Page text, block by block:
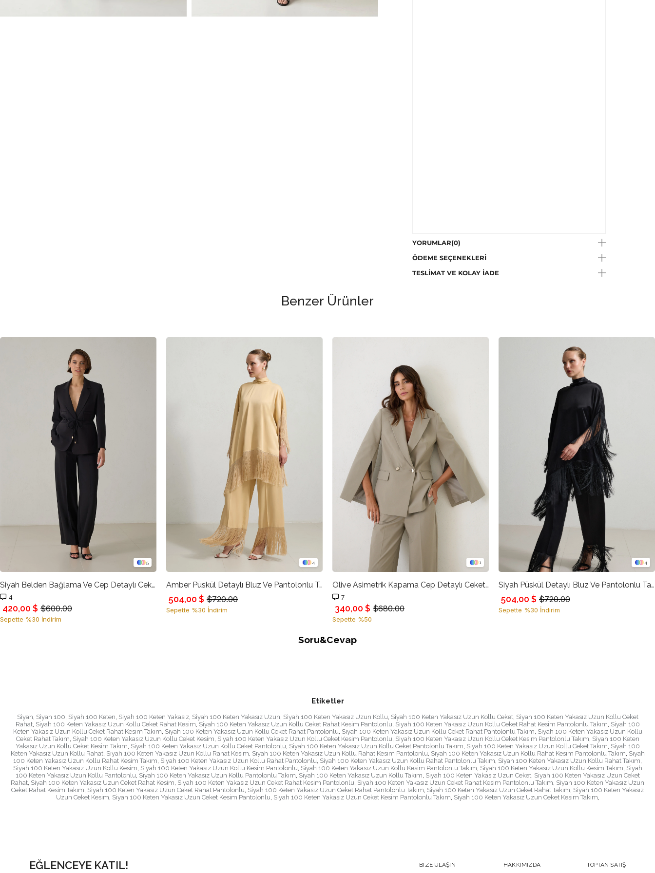
YORUMLAR(0)
ÖDEME SEÇENEKLERI
TESLIMAT VE KOLAY İADE
Benzer Ürünler
5
Siyah Belden Bağlama Ve Cep Detaylı Ceket, Rahat Kesim Cepli Pantolonlu Takım
4
$600.00
420,00 $
Sepette %30 İndirim
4
Amber Püskül Detaylı Bluz Ve Pantolonlu Takım
$720.00
504,00 $
Sepette %30 İndirim
1
Olive Asimetrik Kapama Cep Detaylı Ceket, Bel Ve Cep Detaylı Pantolonlu Takım
7
$680.00
340,00 $
Sepette %50
4
Siyah Püskül Detaylı Bluz Ve Pantolonlu Takım
$720.00
504,00 $
Sepette %30 İndirim
Soru&Cevap
Etiketler
Siyah, Siyah 100, Siyah 100 Keten, Siyah 100 Keten Yakasız, Siyah 100 Keten Yakasız Uzun, Siyah 100 Keten Yakasız Uzun Kollu, Siyah 100 Keten Yakasız Uzun Kollu Ceket, Siyah 100 Keten Yakasız Uzun Kollu Ceket
Rahat, Siyah 100 Keten Yakasız Uzun Kollu Ceket Rahat Kesim, Siyah 100 Keten Yakasız Uzun Kollu Ceket Rahat Kesim Pantolonlu, Siyah 100 Keten Yakasız Uzun Kollu Ceket Rahat Kesim Pantolonlu Takım, Siyah 100
Keten Yakasız Uzun Kollu Ceket Rahat Kesim Takım, Siyah 100 Keten Yakasız Uzun Kollu Ceket Rahat Pantolonlu, Siyah 100 Keten Yakasız Uzun Kollu Ceket Rahat Pantolonlu Takım, Siyah 100 Keten Yakasız Uzun Kollu
Ceket Rahat Takım, Siyah 100 Keten Yakasız Uzun Kollu Ceket Kesim, Siyah 100 Keten Yakasız Uzun Kollu Ceket Kesim Pantolonlu, Siyah 100 Keten Yakasız Uzun Kollu Ceket Kesim Pantolonlu Takım, Siyah 100 Keten
Yakasız Uzun Kollu Ceket Kesim Takım, Siyah 100 Keten Yakasız Uzun Kollu Ceket Pantolonlu, Siyah 100 Keten Yakasız Uzun Kollu Ceket Pantolonlu Takım, Siyah 100 Keten Yakasız Uzun Kollu Ceket Takım, Siyah 100
Keten Yakasız Uzun Kollu Rahat, Siyah 100 Keten Yakasız Uzun Kollu Rahat Kesim, Siyah 100 Keten Yakasız Uzun Kollu Rahat Kesim Pantolonlu, Siyah 100 Keten Yakasız Uzun Kollu Rahat Kesim Pantolonlu Takım, Siyah
100 Keten Yakasız Uzun Kollu Rahat Kesim Takım, Siyah 100 Keten Yakasız Uzun Kollu Rahat Pantolonlu, Siyah 100 Keten Yakasız Uzun Kollu Rahat Pantolonlu Takım, Siyah 100 Keten Yakasız Uzun Kollu Rahat Takım,
Siyah 100 Keten Yakasız Uzun Kollu Kesim, Siyah 100 Keten Yakasız Uzun Kollu Kesim Pantolonlu, Siyah 100 Keten Yakasız Uzun Kollu Kesim Pantolonlu Takım, Siyah 100 Keten Yakasız Uzun Kollu Kesim Takım, Siyah
100 Keten Yakasız Uzun Kollu Pantolonlu, Siyah 100 Keten Yakasız Uzun Kollu Pantolonlu Takım, Siyah 100 Keten Yakasız Uzun Kollu Takım, Siyah 100 Keten Yakasız Uzun Ceket, Siyah 100 Keten Yakasız Uzun Ceket
Rahat, Siyah 100 Keten Yakasız Uzun Ceket Rahat Kesim, Siyah 100 Keten Yakasız Uzun Ceket Rahat Kesim Pantolonlu, Siyah 100 Keten Yakasız Uzun Ceket Rahat Kesim Pantolonlu Takım, Siyah 100 Keten Yakasız Uzun
Ceket Rahat Kesim Takım, Siyah 100 Keten Yakasız Uzun Ceket Rahat Pantolonlu, Siyah 100 Keten Yakasız Uzun Ceket Rahat Pantolonlu Takım, Siyah 100 Keten Yakasız Uzun Ceket Rahat Takım, Siyah 100 Keten Yakasız
Uzun Ceket Kesim, Siyah 100 Keten Yakasız Uzun Ceket Kesim Pantolonlu, Siyah 100 Keten Yakasız Uzun Ceket Kesim Pantolonlu Takım, Siyah 100 Keten Yakasız Uzun Ceket Kesim Takım,
EĞLENCEYE KATIL! BIZE ULAŞIN HAKKIMIZDA TOPTAN SATIŞ